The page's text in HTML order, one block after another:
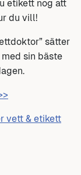
etikett nog att
du vill!
sätter
sin bäste
vett & etikett